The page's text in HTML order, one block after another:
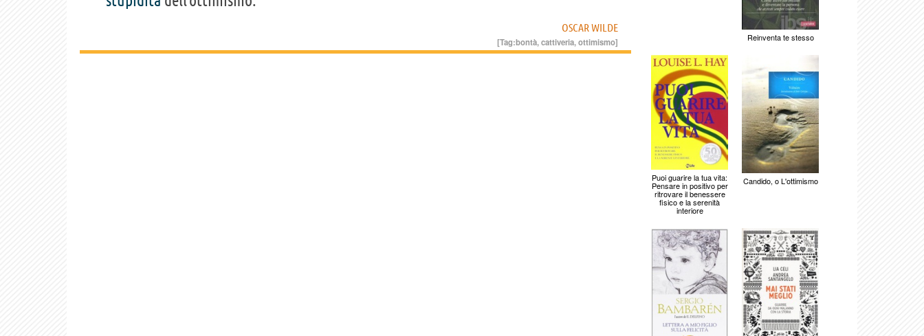
OSCAR WILDE
[Tag:bontà,cattiveria,ottimismo] Reinventa te stesso
Puoi guarire la tua vita:
Pensare in positivo per
ritrovare il benessere
fisico e la serenità
interiore
Candido, o L'ottimismo